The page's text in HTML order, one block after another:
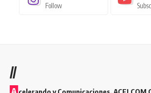
Follow
//